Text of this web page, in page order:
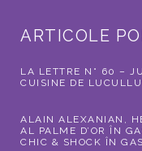
ARTICOLE
LA LETTRE N° 60 –
CUISINE DE
ALAIN ALEXANIAN,
AL PALME D’OR ÎN
CHIC & SHOCK ÎN